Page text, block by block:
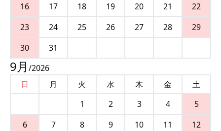
16
17 18 19 20 21
22
23
24 25 26 27 28
29
30
31
9月 /2026
日
月 火 水 木 金
土
1
2 3 4
5
6
7 8 9 10 11
12